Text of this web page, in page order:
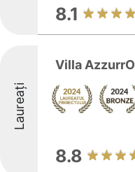
8.1
Laureați
Villa AzzurrO
8.8